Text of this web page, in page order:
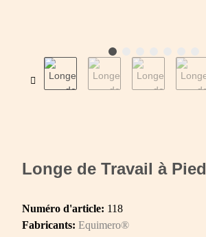
Longe de Travail à Pied
Numéro d'article: 118
Fabricants: Equimero®